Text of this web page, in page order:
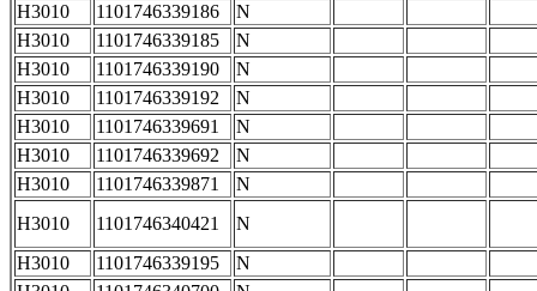
H3010
1101746339186
N
H3010
1101746339185
N
H3010
1101746339190
N
H3010
1101746339192
N
H3010
1101746339691
N
H3010
1101746339692
N
H3010
1101746339871
N
H3010
1101746340421
N
H3010
1101746339195
N